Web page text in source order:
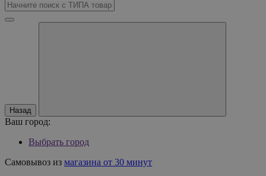
Назад
Ваш город:
Выбрать город
Самовывоз из магазина от 30 минут